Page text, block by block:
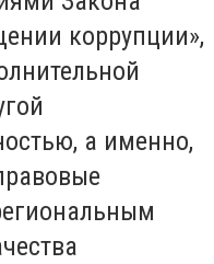
коррупции»,
а именно,